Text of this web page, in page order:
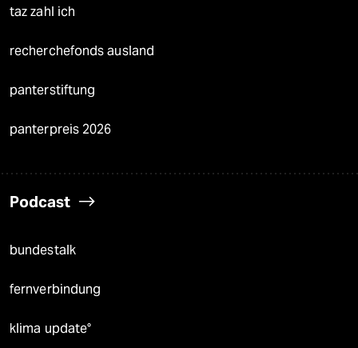
taz zahl ich
recherchefonds ausland
panterstiftung
panterpreis 2026
Podcast
bundestalk
fernverbindung
klima update°